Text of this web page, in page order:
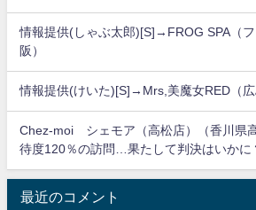
情報提供(しゃぶ太郎)[S]→FROG SPA（
阪）
情報提供(けいた)[S]→Mrs,美魔女RED（広
Chez-moi シェモア（高松店）（香川県
待度120％の訪問…果たして判決はいかに
最近のコメント